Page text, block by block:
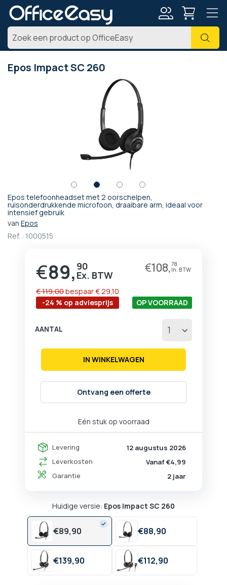
Zoek
Epos Impact SC 260
Epos telefoonheadset met 2 oorschelpen,
ruisonderdrukkende microfoon, draaibare arm, ideaal voor
intensief gebruik
van Epos
Ref. : 1000515
Prijs
€89, 90 €108, 78
-24 % op adviesprijs
€ 119,00bespaar€ 29,10
Eén stuk op voorraad
OP VOORRAAD
Levering
12 augustus 2026
Leverkosten
Vanaf €4,99
Garantie
2 jaar
AANTAL
IN WINKELWAGEN
Ontvang een offerte
Huidige versie: Epos Impact SC 260
€89,90 €88,90
€139,90 €112,90
Ga
naar
het
begin
afbeeldingen-